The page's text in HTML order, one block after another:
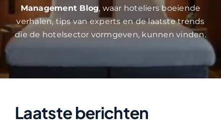
Management Blog, waar hoteliers boeiende
verhalen, tips van experts en de laatste trends
die de hotelsector vormgeven, kunnen vinden.
Laatste berichten